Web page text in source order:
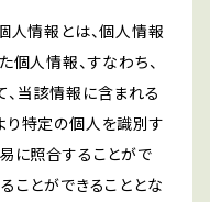
人情報とは、個人情報
人情報、すなわち、
当該情報に含まれる
り特定の個人を識別す
に照合することがで
ことができることとな